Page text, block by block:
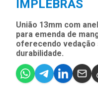
IMPLEBRÁS
União 13mm com
para emenda de
oferecendo vedação
durabilidade.